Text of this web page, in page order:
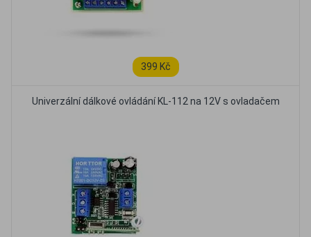
399 Kč
Univerzální dálkové ovládání KL-112 na 12V s ovladačem